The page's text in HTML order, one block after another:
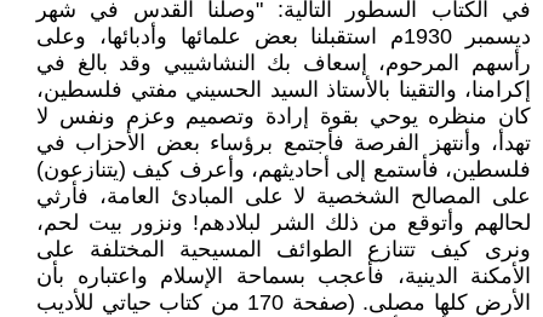
في الكتاب السطور التالية: "وصلنا القدس في شهر
ديسمبر 1930م استقبلنا بعض علمائها وأدبائها، وعلى
رأسهم المرحوم، إسعاف بك النشاشيبي وقد بالغ في
إكرامنا، والتقينا بالأستاذ السيد الحسيني مفتي فلسطين،
كان منظره يوحي بقوة إرادة وتصميم وعزم ونفس لا
تهدأ، وأنتهز الفرصة فأجتمع برؤساء بعض الأحزاب في
فلسطين، فأستمع إلى أحاديثهم، وأعرف كيف (يتنازعون)
على المصالح الشخصية لا على المبادئ العامة، فأرثي
لحالهم وأتوقع من ذلك الشر لبلادهم! ونزور بيت لحم،
ونرى كيف تتنازع الطوائف المسيحية المختلفة على
الأمكنة الدينية، فأعجب بسماحة الإسلام واعتباره بأن
الأرض كلها مصلى. (صفحة 170 من كتاب حياتي للأديب